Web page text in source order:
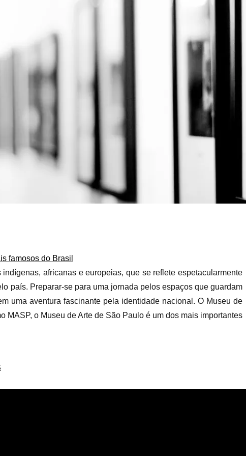
famosos do Brasil
africanas e europeias, que se reflete espetacularmente
país. Preparar-se para uma jornada pelos espaços que guardam
uma aventura fascinante pela identidade nacional. O Museu de
o Museu de Arte de São Paulo é um dos mais importantes